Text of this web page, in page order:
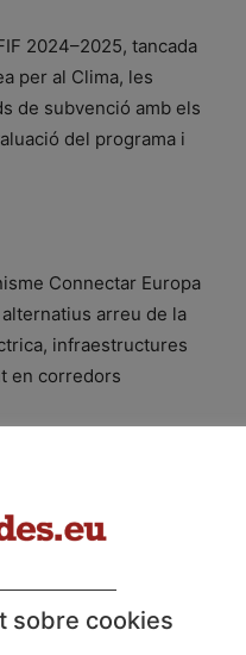
2024–2025, tancada
per al Clima, les
de subvenció amb els
del programa i
Connectar Europa
arreu de la
infraestructures
en corredors
subvencions
sobre cookies